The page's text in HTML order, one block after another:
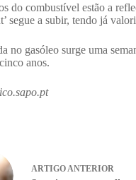
do combustível estão a
segue a subir, tendo já
no gasóleo surge uma
anos.
ARTIGOANTERIOR